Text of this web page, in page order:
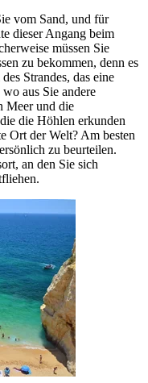
vom Sand, und für
dieser Angang beim
müssen Sie
zu bekommen, denn es
Strandes, das eine
aus Sie andere
Meer und die
die Höhlen erkunden
Ort der Welt? Am besten
zu beurteilen.
an den Sie sich